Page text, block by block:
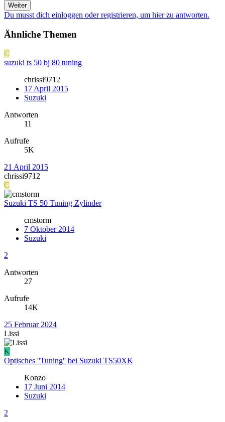
Weiter
Du musst dich einloggen oder registrieren, um hier zu antworten.
Ähnliche Themen
C
suzuki ts 50 bj 80 tuning
chrissi9712
17 April 2015
Suzuki
Antworten
11
Aufrufe
5K
21 April 2015
chrissi9712
C
Suzuki TS 50 Tuning Zylinder
cmstorm
7 Oktober 2014
Suzuki
2
Antworten
27
Aufrufe
14K
25 Februar 2024
Lissi
K
Optisches ''Tuning'' bei Suzuki TS50XK
Konzo
17 Juni 2014
Suzuki
2